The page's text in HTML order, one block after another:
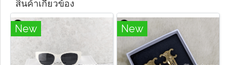
สินค้าเกี่ยวข้อง
New New